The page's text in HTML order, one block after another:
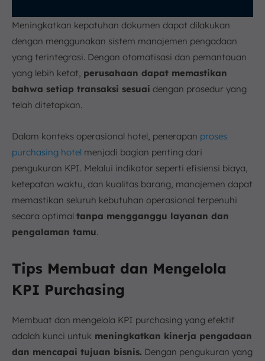
Meningkatkan kepatuhan dokumen dapat dilakukan
dengan menggunakan sistem manajemen pengadaan
yang terintegrasi. Dengan otomatisasi dan pemantauan
yang lebih ketat, perusahaan dapat memastikan
bahwa setiap transaksi sesuai dengan prosedur yang
telah ditetapkan.
Dalam konteks operasional hotel, penerapan proses
purchasing hotel menjadi bagian penting dari
pengukuran KPI. Melalui indikator seperti efisiensi biaya,
ketepatan waktu, dan kualitas barang, manajemen dapat
memastikan seluruh kebutuhan operasional terpenuhi
secara optimal tanpa mengganggu layanan dan
pengalaman tamu.
Tips Membuat dan Mengelola
KPI Purchasing
Membuat dan mengelola KPI purchasing yang efektif
adalah kunci untuk meningkatkan kinerja pengadaan
dan mencapai tujuan bisnis. Dengan pengukuran yang